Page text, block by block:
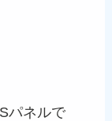
パネルで